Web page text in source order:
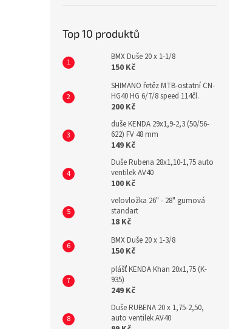
Top 10 produktů
BMX Duše 20 x 1-1/8
150 Kč
SHIMANO řetěz MTB-ostatní CN-
HG40 HG 6/7/8 speed 114čl.
200 Kč
duše KENDA 29x1,9-2,3 (50/56-
622) FV 48 mm
149 Kč
Duše Rubena 28x1,10-1,75 auto
ventilek AV40
100 Kč
velovložka 26" - 28" gumová
standart
18 Kč
BMX Duše 20 x 1-3/8
150 Kč
plášť KENDA Khan 20x1,75 (K-
935)
249 Kč
Duše RUBENA 20 x 1,75-2,50,
auto ventilek AV40